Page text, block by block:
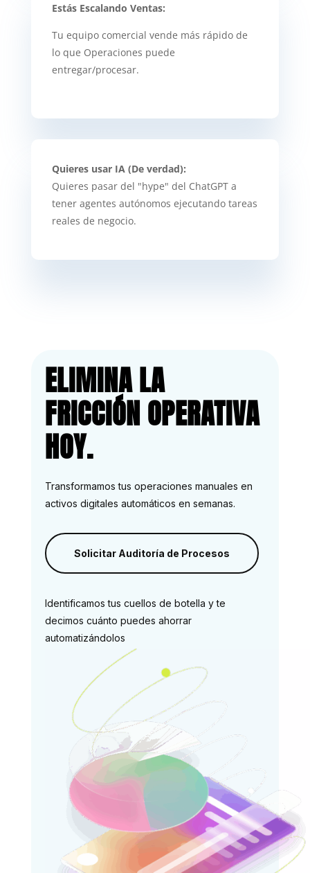
Estás Escalando Ventas:
Tu equipo comercial vende más rápido de
lo que Operaciones puede
entregar/procesar.
Quieres usar IA (De verdad):
Quieres pasar del "hype" del ChatGPT a
tener agentes autónomos ejecutando tareas
reales de negocio.
ELIMINA LA
FRICCIÓN OPERATIVA
HOY.
Transformamos tus operaciones manuales en
activos digitales automáticos en semanas.
Solicitar Auditoría de Procesos
Identificamos tus cuellos de botella y te
decimos cuánto puedes ahorrar
automatizándolos